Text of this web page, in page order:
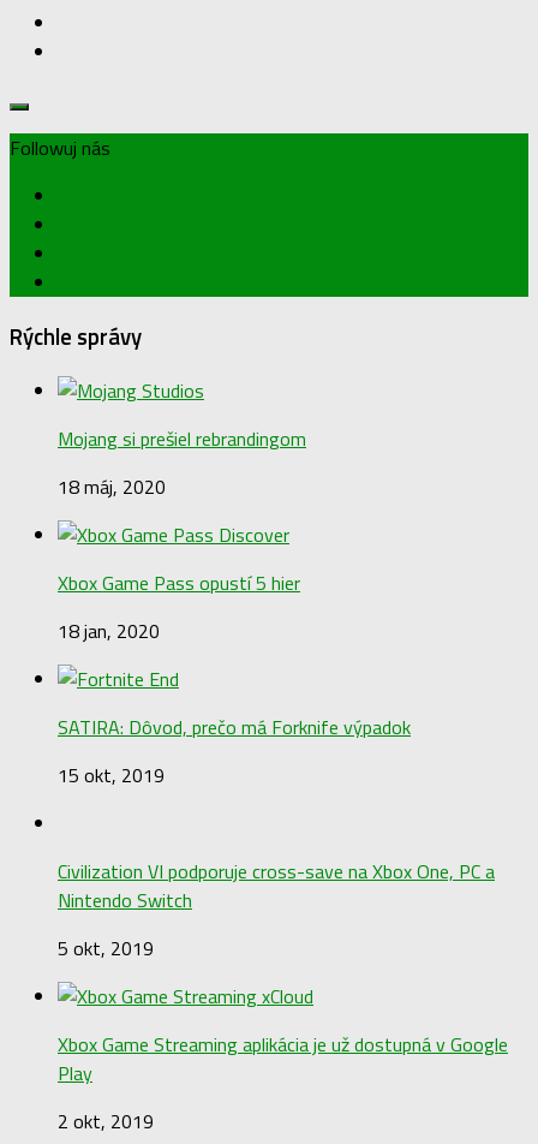
Followuj nás
Rýchle správy
Mojang si prešiel rebrandingom
18 máj, 2020
Xbox Game Pass opustí 5 hier
18 jan, 2020
SATIRA: Dôvod, prečo má Forknife výpadok
15 okt, 2019
Civilization VI podporuje cross-save na Xbox One, PC a
Nintendo Switch
5 okt, 2019
Xbox Game Streaming aplikácia je už dostupná v Google
Play
2 okt, 2019